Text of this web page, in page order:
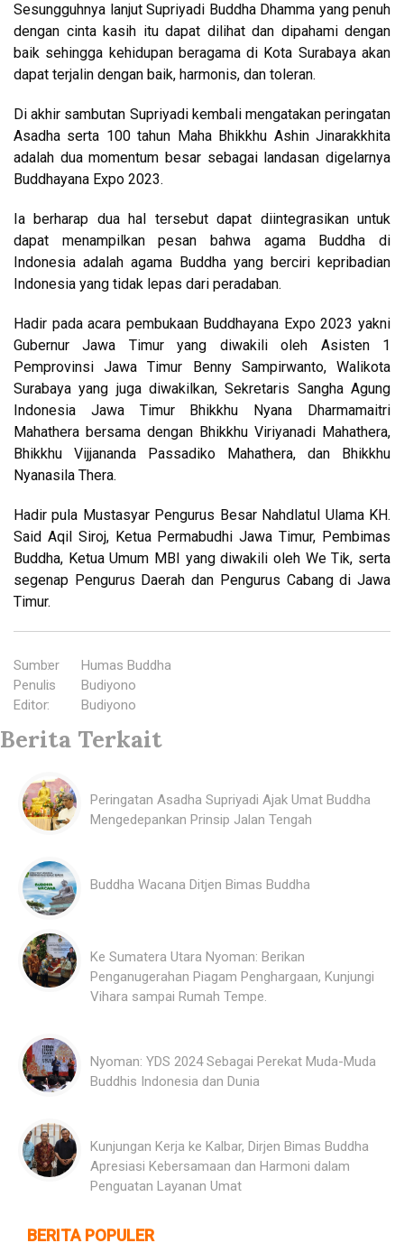
Sesungguhnya lanjut Supriyadi Buddha Dhamma yang penuh
dengan cinta kasih itu dapat dilihat dan dipahami dengan
baik sehingga kehidupan beragama di Kota Surabaya akan
dapat terjalin dengan baik, harmonis, dan toleran.
Di akhir sambutan Supriyadi kembali mengatakan peringatan
Asadha serta 100 tahun Maha Bhikkhu Ashin Jinarakkhita
adalah dua momentum besar sebagai landasan digelarnya
Buddhayana Expo 2023.
Ia berharap dua hal tersebut dapat diintegrasikan untuk
dapat menampilkan pesan bahwa agama Buddha di
Indonesia adalah agama Buddha yang berciri kepribadian
Indonesia yang tidak lepas dari peradaban.
Hadir pada acara pembukaan Buddhayana Expo 2023 yakni
Gubernur Jawa Timur yang diwakili oleh Asisten 1
Pemprovinsi Jawa Timur Benny Sampirwanto, Walikota
Surabaya yang juga diwakilkan, Sekretaris Sangha Agung
Indonesia Jawa Timur Bhikkhu Nyana Dharmamaitri
Mahathera bersama dengan Bhikkhu Viriyanadi Mahathera,
Bhikkhu Vijjananda Passadiko Mahathera, dan Bhikkhu
Nyanasila Thera.
Hadir pula Mustasyar Pengurus Besar Nahdlatul Ulama KH.
Said Aqil Siroj, Ketua Permabudhi Jawa Timur, Pembimas
Buddha, Ketua Umum MBI yang diwakili oleh We Tik, serta
segenap Pengurus Daerah dan Pengurus Cabang di Jawa
Timur.
Sumber
:
Humas Buddha
Penulis
:
Budiyono
Editor: Budiyono
Berita Terkait
Peringatan Asadha Supriyadi Ajak Umat Buddha
Mengedepankan Prinsip Jalan Tengah
Buddha Wacana Ditjen Bimas Buddha
Ke Sumatera Utara Nyoman: Berikan
Penganugerahan Piagam Penghargaan, Kunjungi
Vihara sampai Rumah Tempe.
Nyoman: YDS 2024 Sebagai Perekat Muda-Muda
Buddhis Indonesia dan Dunia
Kunjungan Kerja ke Kalbar, Dirjen Bimas Buddha
Apresiasi Kebersamaan dan Harmoni dalam
Penguatan Layanan Umat
BERITA POPULER